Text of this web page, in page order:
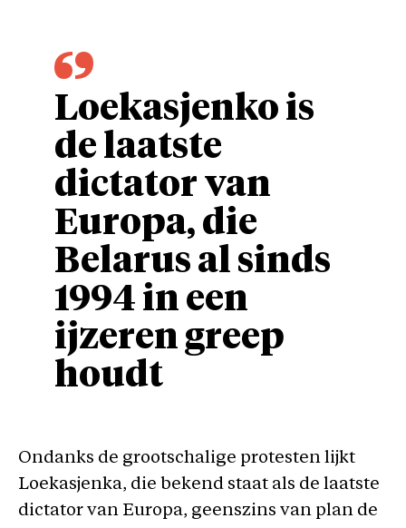
Loekasjenko is
de laatste
dictator van
Europa, die
Belarus al sinds
1994 in een
ijzeren greep
houdt
Ondanks de grootschalige protesten lijkt
Loekasjenka, die bekend staat als de laatste
dictator van Europa, geenszins van plan de